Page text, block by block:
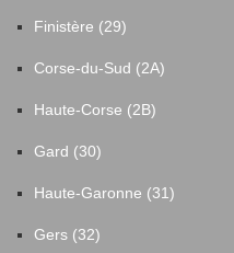
Finistère (29)
Corse-du-Sud (2A)
Haute-Corse (2B)
Gard (30)
Haute-Garonne (31)
Gers (32)